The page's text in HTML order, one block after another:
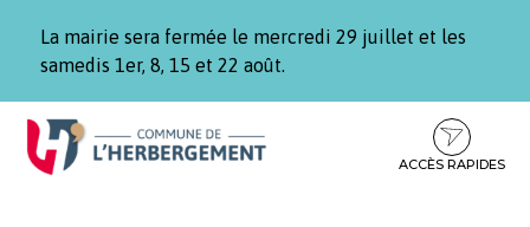
La mairie sera fermée le mercredi 29 juillet et les
samedis 1er, 8, 15 et 22 août.
Aller
Aller
contenu
Aller
pied
ACCÈS RAPIDES